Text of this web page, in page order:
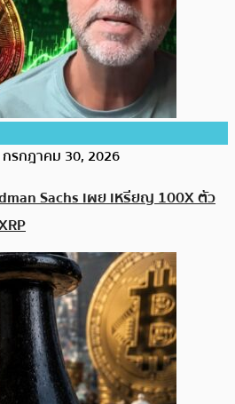
กรกฎาคม 30, 2026
Sachs เผย เหรียญ 100X ตัว